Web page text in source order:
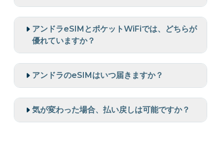
アンドラeSIMとポケットWiFiでは、どちらが
優れていますか？
アンドラのeSIMはいつ届きますか？
気が変わった場合、払い戻しは可能ですか？